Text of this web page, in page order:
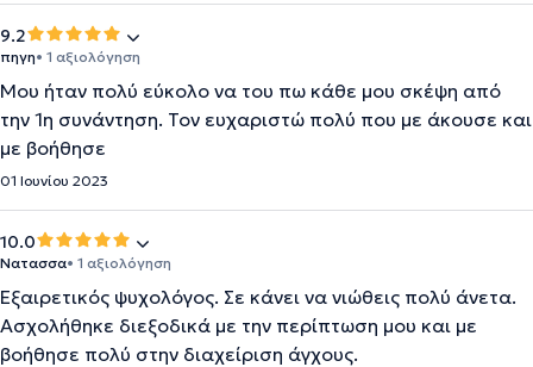
9.2
πηγη• 1 αξιολόγηση
Μου ήταν πολύ εύκολο να του πω κάθε μου σκέψη από
την 1η συνάντηση. Τον ευχαριστώ πολύ που με άκουσε και
με βοήθησε
01 Ιουνίου 2023
10.0
Νατασσα• 1 αξιολόγηση
Εξαιρετικός ψυχολόγος. Σε κάνει να νιώθεις πολύ άνετα.
Ασχολήθηκε διεξοδικά με την περίπτωση μου και με
βοήθησε πολύ στην διαχείριση άγχους.